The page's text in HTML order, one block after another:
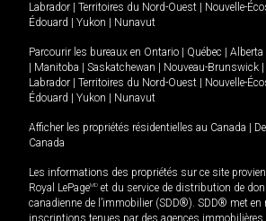
Labrador
Territoires du Nord-Ouest Nouvelle-
Édouard
Yukon Nunavut
Parcourir les bureaux en Ontario Québec Alberta
Manitoba Saskatchewan Nouveau-Brunswick
Labrador
Territoires du Nord-Ouest Nouvelle-
Édouard
Yukon Nunavut
Afficher les propriétés résidentielles au Canada
Canada
Les informations des propriétés sur ce site
Royal LePageMD et du service de distribution de
canadienne de l’immobilier (SDD®). SDD® met en
inscriptions tenues par des agences immobilières